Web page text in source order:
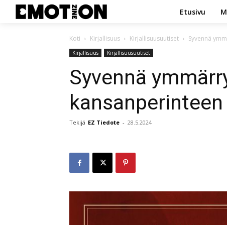
Etusivu
Koti Kirjallisuus Kirjallisuusuutiset Syvennä
Kirjallisuus Kirjallisuusuutiset
Syvennä
Tekijä EZ Tiedote - 28.5.2024